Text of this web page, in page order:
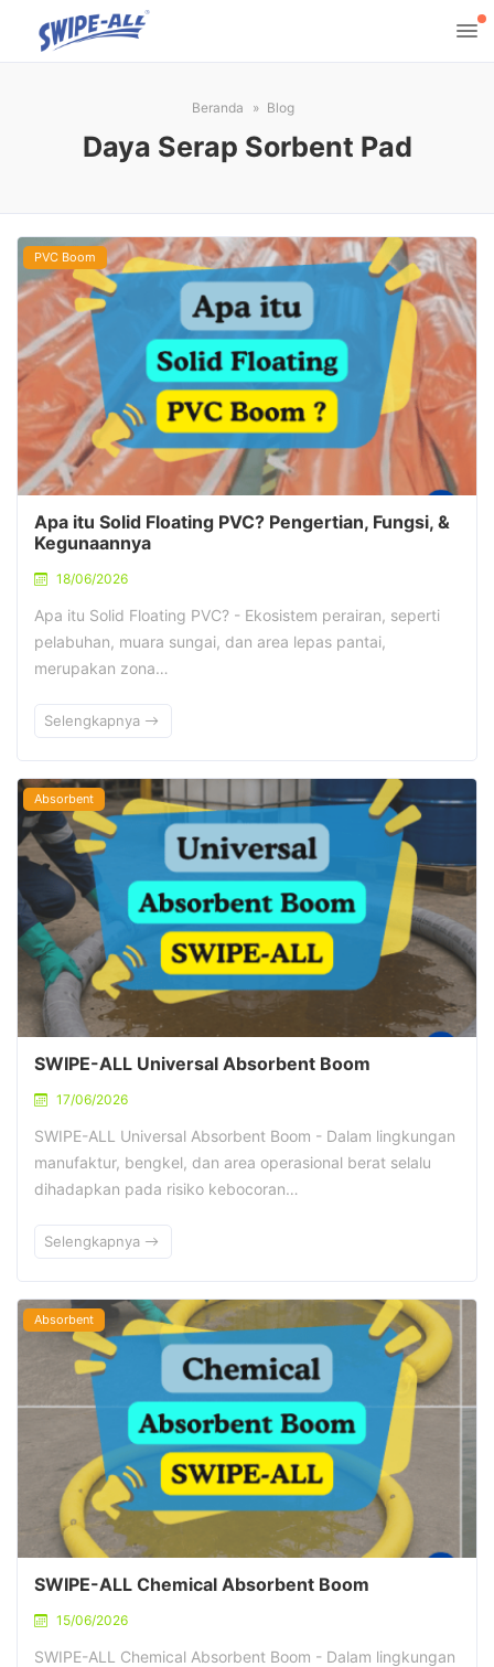
Beranda Blog
Daya Serap Sorbent Pad
PVC Boom
Apa itu Solid Floating PVC? Pengertian, Fungsi, &
Kegunaannya
18/06/2026
Apa itu Solid Floating PVC? - Ekosistem perairan, seperti
pelabuhan, muara sungai, dan area lepas pantai,
merupakan zona…
Selengkapnya
Absorbent
SWIPE-ALL Universal Absorbent Boom
17/06/2026
SWIPE-ALL Universal Absorbent Boom - Dalam lingkungan
manufaktur, bengkel, dan area operasional berat selalu
dihadapkan pada risiko kebocoran…
Selengkapnya
Absorbent
SWIPE-ALL Chemical Absorbent Boom
15/06/2026
SWIPE-ALL Chemical Absorbent Boom - Dalam lingkungan